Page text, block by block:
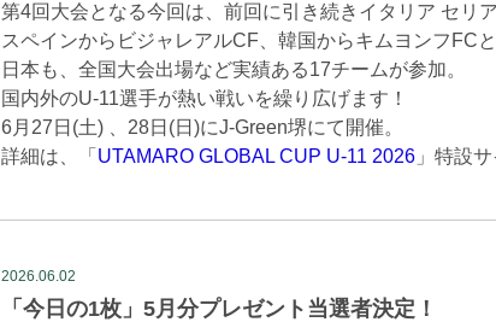
第4回大会となる今回は、前回に引き続きイタリア セリ
スペインからビジャレアルCF、韓国からキムヨンフFC
日本も、全国大会出場など実績ある17チームが参加。
国内外のU-11選手が熱い戦いを繰り広げます！
6月27日(土) 、28日(日)にJ-Green堺にて開催。
詳細は、「 UTAMARO GLOBAL CUP U-11 2026 」特設
2026.06.02
「今日の1枚」5月分プレゼント当選者決定！